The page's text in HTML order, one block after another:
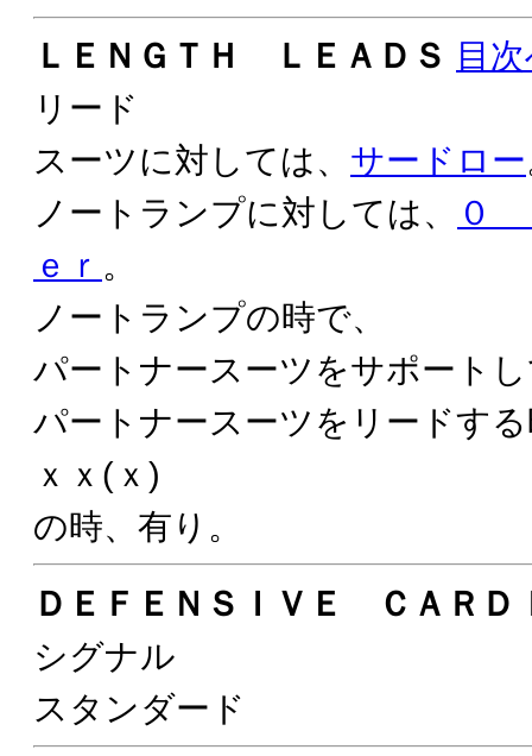
ＬＥＮＧＴＨ ＬＥＡＤＳ 目
リード
スーツに対しては、 サードロー
ノートランプに対しては、
０
ｅｒ 。
ノートランプの時で、
パートナースーツをサポート
パートナースーツをリードす
ｘｘ(ｘ)
の時、有り。
ＤＥＦＥＮＳＩＶＥ ＣＡＲＤ
シグナル
スタンダード